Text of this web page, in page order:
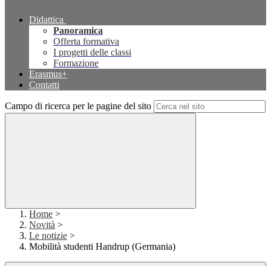
Didattica
Panoramica
Offerta formativa
I progetti delle classi
Formazione
Erasmus+
Contatti
Campo di ricerca per le pagine del sito
Home >
Novità >
Le notizie >
Mobilità studenti Handrup (Germania)